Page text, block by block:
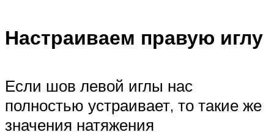
Настраиваем правую иглу
Если шов левой иглы нас
полностью устраивает, то такие же
значения натяжения